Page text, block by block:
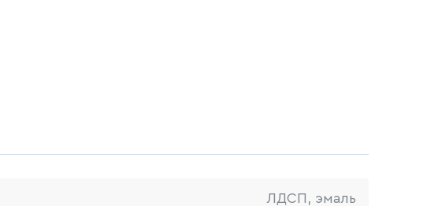
ЛДСП, эмаль